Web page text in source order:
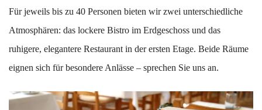
Für jeweils bis zu 40 Personen bieten wir zwei unterschiedliche
Atmosphären: das lockere Bistro im Erdgeschoss und das
ruhigere, elegantere Restaurant in der ersten Etage. Beide Räume
eignen sich für besondere Anlässe – sprechen Sie uns an.